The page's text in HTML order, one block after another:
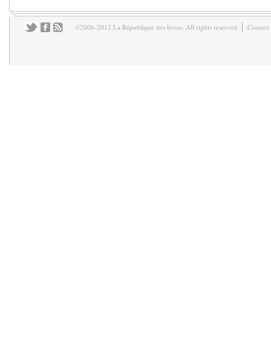
©2006-2012 La République des livres. All rights reserved Contact